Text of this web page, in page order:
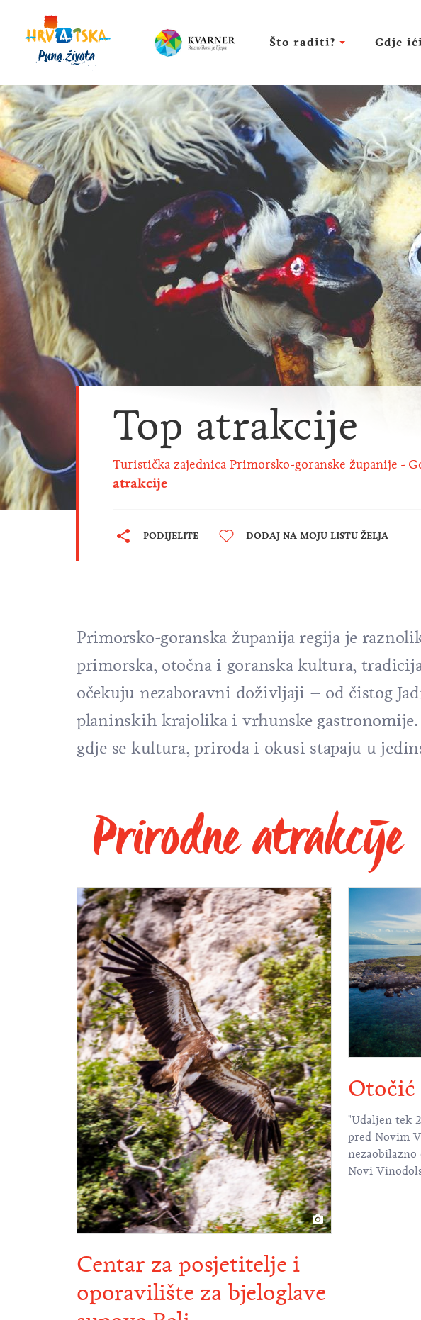
Što raditi? Gdje
Top atrakcije
Turistička zajednica Primorsko-goranske županije
atrakcije
PODIJELITE DODAJ NA MOJU LISTU ŽELJA
Primorsko-goranska županija regija je
primorska, otočna i goranska kultura,
očekuju nezaboravni doživljaji – od čistog
planinskih krajolika i vrhunske
gdje se kultura, priroda i okusi stapaju u
Prirodne atrakcije
Centar za posjetitelje i
oporavilište za bjeloglave
"Udaljen tek
pred Novim
Novi